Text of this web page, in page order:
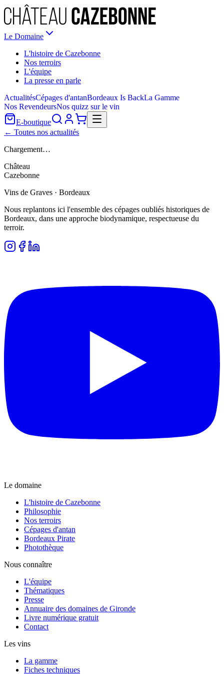
Le Domaine
L'histoire de Cazebonne
Nos terroirs
L'équipe
La presse en parle
ActualitésCépages d'antanBordeaux Is BackLa Gamme
Nos RevendeursNos quizz sur le vin
E-boutique
← Toutes nos actualités
Chargement…
Château
Cazebonne
Vins de Graves · Bordeaux
Nous replantons ici l'ensemble des cépages oubliés historiques de
Bordeaux, dans une approche biodynamique, respectueuse du
terroir.
Le domaine
L'histoire de Cazebonne
Philosophie
Nos terroirs
Cépages d'antan
Bordeaux Pirate
Photothèque
Nous connaître
L'équipe
Thématiques
Presse
Annuaire des domaines de Gironde
Livre numérique gratuit
Contact
Les vins
La gamme
Fiches techniques